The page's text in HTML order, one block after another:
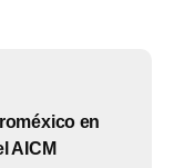
en
AICM